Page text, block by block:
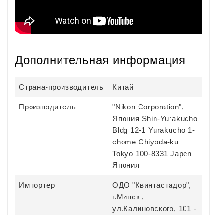
Дополнительная информация
Страна-производитель Китай
Производитель
"Nikon Corporation",
Япония Shin-Yurakucho
Bldg 12-1 Yurakucho 1-
chome Chiyoda-ku
Tokyo 100-8331 Japen
Япония
Импортер
ОДО "Квинтастадор",
г.Минск ,
ул.Калиновского, 101 -